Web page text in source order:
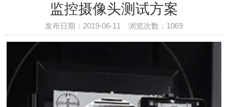
监控摄像头测试方案
发布日期：2019-06-11 浏览次数： 1069